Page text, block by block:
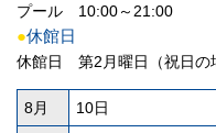
プール 10:00～21:00
●休館日
休館日 第2月曜日（祝日の
8月 10日